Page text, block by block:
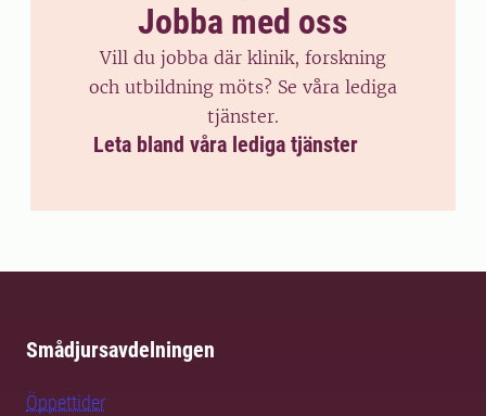
Jobba med oss
Vill du jobba där klinik, forskning
och utbildning möts? Se våra lediga
tjänster.
Leta bland våra lediga tjänster
Smådjursavdelningen
Öppettider